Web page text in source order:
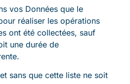
vos Données que le
réaliser les opérations
ont été collectées, sauf
une durée de
sans que cette liste ne soit